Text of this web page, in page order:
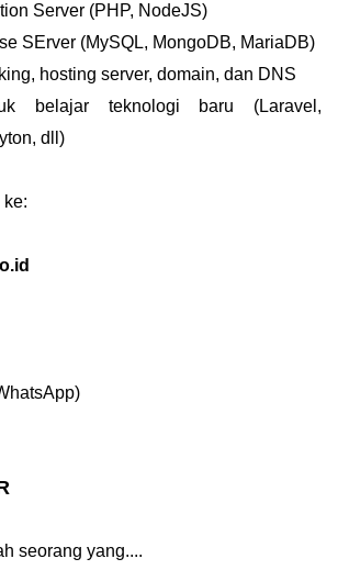
Server (PHP, NodeJS)
SErver (MySQL, MongoDB, MariaDB)
hosting server, domain, dan DNS
belajar teknologi baru (Laravel,
dll)
ke:
seorang yang....